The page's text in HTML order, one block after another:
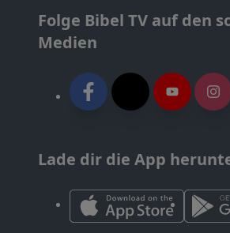
Folge Bibel TV auf den
Medien
Lade dir die App